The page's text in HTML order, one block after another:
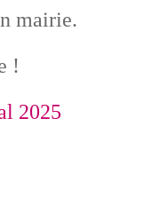
mairie.
!
2025